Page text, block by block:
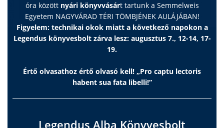
óra között nyári könyvvásárt tartunk a Semmelweis
Egyetem NAGYVÁRAD TÉRI TÖMBJÉNEK AULÁJÁBAN!
Figyelem: technikai okok miatt a következő napokon a
Legendus könyvesbolt zárva lesz: augusztus 7., 12-14, 17-
19.
Értő olvasathoz értő olvasó kell! „Pro captu lectoris
habent sua fata libelli!”
Legendus Alba Könyvesbolt